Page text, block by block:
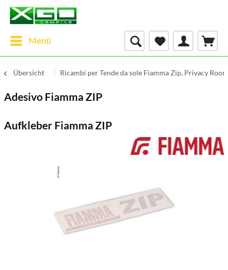
Menü
Übersicht Ricambi per Tende da sole Fiamma Zip, Privacy Room
Adesivo Fiamma ZIP
Aufkleber Fiamma ZIP